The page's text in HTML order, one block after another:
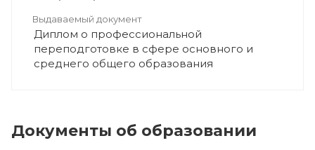
Выдаваемый документ
Диплом о профессиональной
переподготовке в сфере основного и
среднего общего образования
Документы об образовании